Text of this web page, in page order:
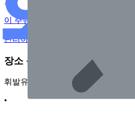
이 주유소의 사장님이신가요?
관리하기
장소 근처 주유소
휘발유
•